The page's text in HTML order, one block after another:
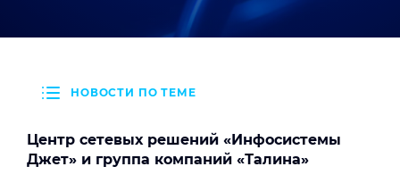
НОВОСТИ ПО ТЕМЕ
Центр сетевых решений «Инфосистемы
Джет» и группа компаний «Талина»